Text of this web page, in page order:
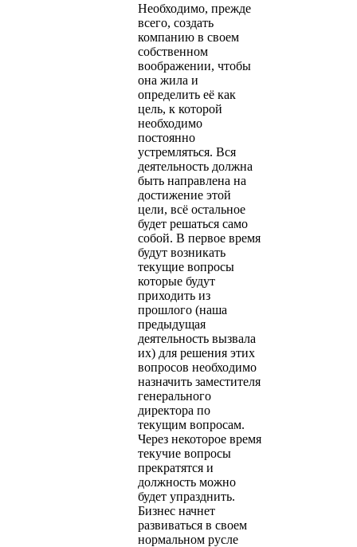
Необходимо, прежде
всего, создать
компанию в своем
собственном
воображении, чтобы
она жила и
определить её как
цель, к которой
необходимо
постоянно
устремляться. Вся
деятельность должна
быть направлена на
достижение этой
цели, всё остальное
будет решаться само
собой. В первое время
будут возникать
текущие вопросы
которые будут
приходить из
прошлого (наша
предыдущая
деятельность вызвала
их) для решения этих
вопросов необходимо
назначить заместителя
генерального
директора по
текущим вопросам.
Через некоторое время
текучие вопросы
прекратятся и
должность можно
будет упразднить.
Бизнес начнет
развиваться в своем
нормальном русле